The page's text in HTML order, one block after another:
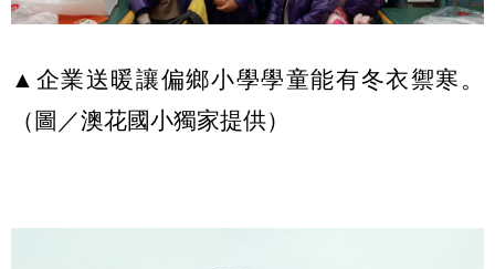
▲企業送暖讓偏鄉小學學童能有冬衣禦寒。
（圖／澳花國小獨家提供）